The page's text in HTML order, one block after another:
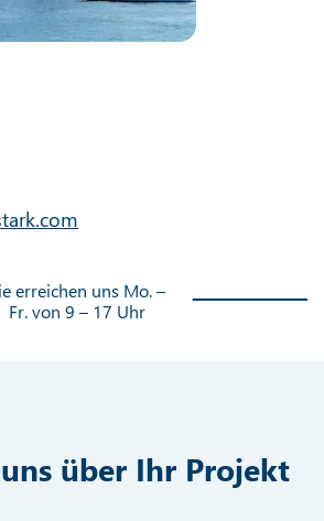
erreichen uns Mo. –
Fr. von 9 – 17 Uhr
uns über Ihr Projekt